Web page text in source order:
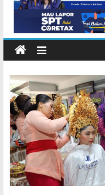
Lembeng